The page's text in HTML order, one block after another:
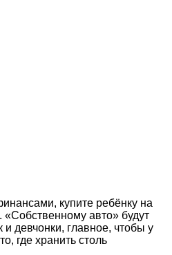
купите ребёнку на
«Собственному авто» будут
девчонки, главное, чтобы у
где хранить столь